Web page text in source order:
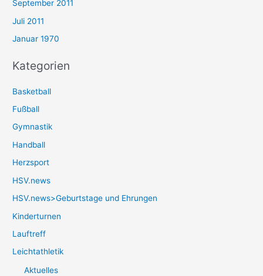
September 2011
Juli 2011
Januar 1970
Kategorien
Basketball
Fußball
Gymnastik
Handball
Herzsport
HSV.news
HSV.news>Geburtstage und Ehrungen
Kinderturnen
Lauftreff
Leichtathletik
Aktuelles